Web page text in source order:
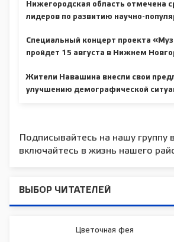
Нижегородская область отмечена
лидеров по развитию научно-
Специальный концерт проекта
пройдет 15 августа в Нижнем
Жители Навашина внесли свои
улучшению демографической
Подписывайтесь на нашу группу в
включайтесь в жизнь нашего
ВЫБОР ЧИТАТЕЛЕЙ
Цветочная фея